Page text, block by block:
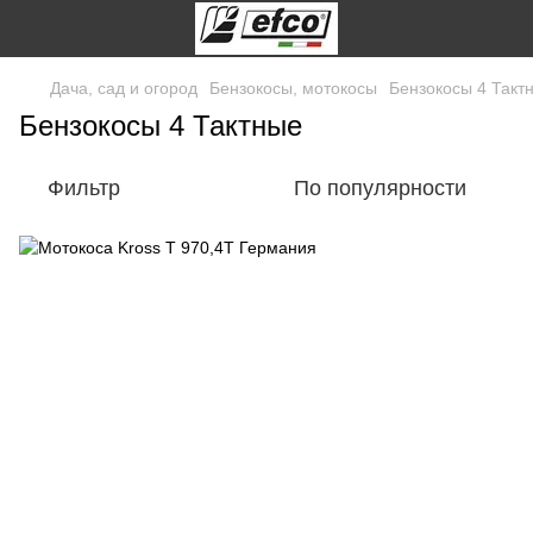
Дача, сад и огород Бензокосы, мотокосы Бензокосы 4
Бензокосы 4 Тактные
Фильтр По популярности